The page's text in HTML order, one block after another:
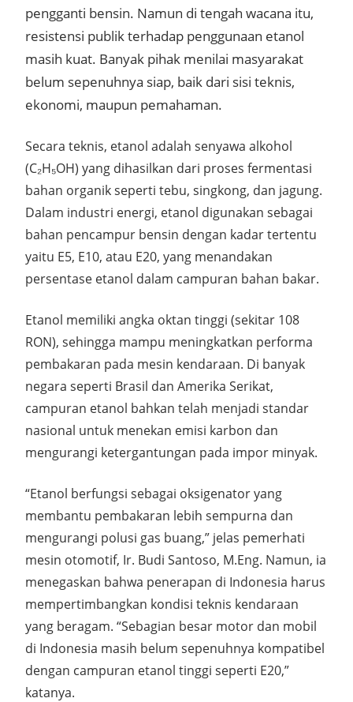
pengganti bensin. Namun di tengah wacana itu,
resistensi publik terhadap penggunaan etanol
masih kuat. Banyak pihak menilai masyarakat
belum sepenuhnya siap, baik dari sisi teknis,
ekonomi, maupun pemahaman.
Secara teknis, etanol adalah senyawa alkohol
(C₂H₅OH) yang dihasilkan dari proses fermentasi
bahan organik seperti tebu, singkong, dan jagung.
Dalam industri energi, etanol digunakan sebagai
bahan pencampur bensin dengan kadar tertentu
yaitu E5, E10, atau E20, yang menandakan
persentase etanol dalam campuran bahan bakar.
Etanol memiliki angka oktan tinggi (sekitar 108
RON), sehingga mampu meningkatkan performa
pembakaran pada mesin kendaraan. Di banyak
negara seperti Brasil dan Amerika Serikat,
campuran etanol bahkan telah menjadi standar
nasional untuk menekan emisi karbon dan
mengurangi ketergantungan pada impor minyak.
“Etanol berfungsi sebagai oksigenator yang
membantu pembakaran lebih sempurna dan
mengurangi polusi gas buang,” jelas pemerhati
mesin otomotif, Ir. Budi Santoso, M.Eng. Namun, ia
menegaskan bahwa penerapan di Indonesia harus
mempertimbangkan kondisi teknis kendaraan
yang beragam. “Sebagian besar motor dan mobil
di Indonesia masih belum sepenuhnya kompatibel
dengan campuran etanol tinggi seperti E20,”
katanya.